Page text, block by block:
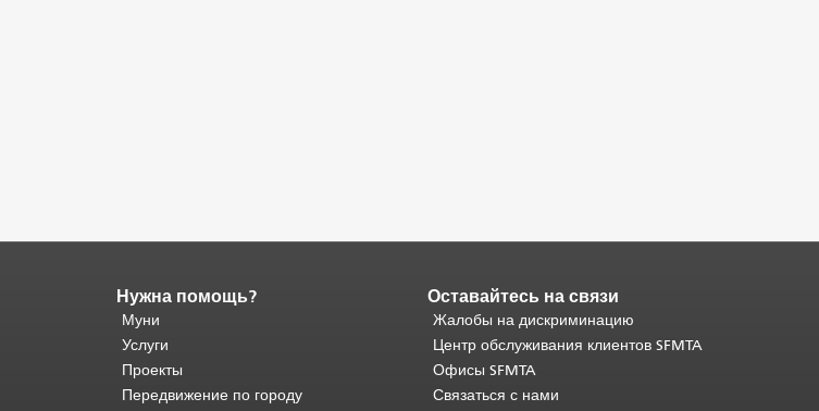
Конец
содержимого
страницы.
часть
этой
Нужна помощь?
Муни
Услуги
Проекты
Передвижение по городу
Оставайтесь на связи
Жалобы на дискриминацию
Центр обслуживания клиентов SFMTA
Офисы SFMTA
Связаться с нами